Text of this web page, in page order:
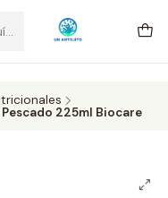
Envío GRATIS mismo
desde CLP 39.900.
hasta 14 hrs.
225ml Biocare